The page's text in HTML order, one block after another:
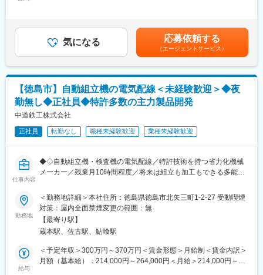
・住宅手当（全員支給）など各種手当が充実！
・非常用発電機、空調システム、ポンプ設備などの施工～メンテ
ナンスを手がける安定企業です。
変更の範囲：会社の定める業務
参考：機械部品加工…「フライス・マシニングセンターオペレー
ター」受注生産による自動車関連部品の組立機や検査機、供給装
■入社後の流れ：ご入社後は、まず先輩社員のそばで作業の流れを
見ながら、工具や機械の安全な使い方、図面の見方など、基本か
ら丁寧にお教えします。未経験の方には簡単な作業や補助業務か
らお任せし、少しずつ工程を増やしていきます。
経験者の方には、スキルに応じて早い段階から1つのユニットや部
品を任せ、段取りの工夫などもお任せします。機械設計・電気設
計と同じ敷地内で働くため、わからないことはすぐ相談できる環
境です。社外研修やセミナーなど、希望に応じて学べる場も用意
しています。
■組織体制：
組立部門には現在4名（30～50代）、加工部門には6名（40～50
代）が在籍しています。ベテランから中堅までバランスよく在籍
しており、落ち着いた雰囲気の職場です。設計（機械2名・電気1
聞きながら作業できます。互いにどの機械も扱えるようにするこ
とで、忙しいラインを助け合い、残業を減らす文化が根づいてい
気になる 応募依頼する
（エージェントサービス）
【徳島市】自動組立機の電気配線＜未経験歓迎＞◆夜
勤無し◆正社員◆特許多数の主力製品開発
中道鉄工株式会社
正社員 転勤なし 職種未経験歓迎 業種未経験歓迎
仕事内容
◆◇自動組立機・検査機の電気配線／特許技術を持つ省力化機械
メーカー／残業月10時間程度／将来は組立も加工もできる多能工
■職務概要：
当社の自動車部品向け自動組立機・検査機・供給装置などに関す
る「電気配線作業」をお任せします。
＜具体的な業務＞
・電気配線業務…主に自動車関連部品の組立機や検査機、供給装
置等の電気配線の組立で、加工部門で製作した部品や購入した部
勤務地
＜勤務地詳細＞本社住所：徳島県徳島市北矢三町1-2-27 受動喫煙
対策：屋内全面禁煙変更の範囲：無
【最寄り駅】
蔵本駅、佐古駅、鮎喰駅
給与
＜予定年収＞300万円～370万円＜賃金形態＞月給制＜賃金内訳＞
月額（基本給）：214,000円～264,000円＜月給＞214,000円～